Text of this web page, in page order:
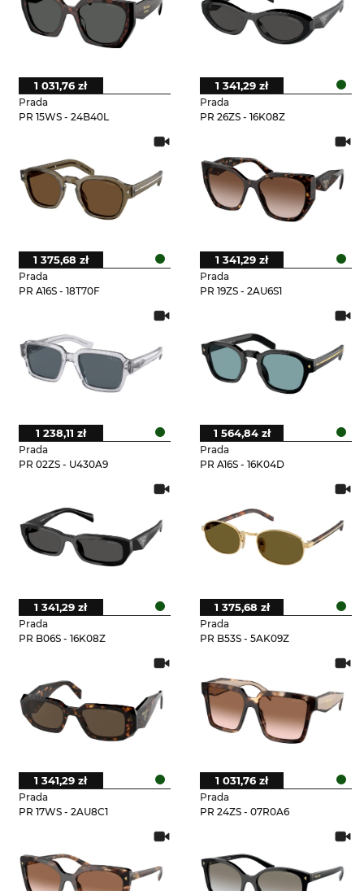
Prada
PR 15WS - 24B40L
1 031,76 zł
Prada
PR 26ZS - 16K08Z
1 341,29 zł
Prada
PR A16S - 18T70F
1 375,68 zł
Prada
PR 19ZS - 2AU6S1
1 341,29 zł
Prada
PR 02ZS - U430A9
1 238,11 zł
Prada
PR A16S - 16K04D
1 564,84 zł
Prada
PR B06S - 16K08Z
1 341,29 zł
Prada
PR B53S - 5AK09Z
1 375,68 zł
Prada
PR 17WS - 2AU8C1
1 341,29 zł
Prada
PR 24ZS - 07R0A6
1 031,76 zł